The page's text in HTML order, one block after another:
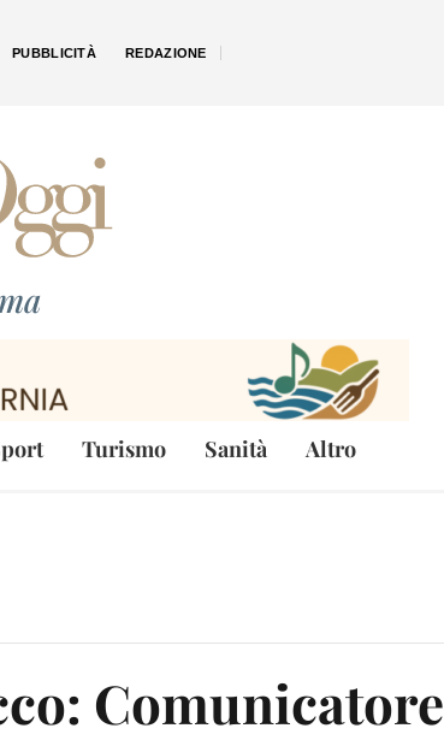
PUBBLICITÀ REDAZIONE
Turismo Sanità Altro
Comunicatore